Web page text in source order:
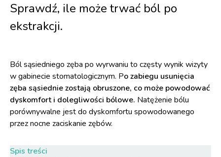
Sprawdź, ile może trwać ból po
ekstrakcji.
Ból sąsiedniego zęba po wyrwaniu to częsty wynik wizyty
w gabinecie stomatologicznym. Po zabiegu usunięcia
zęba sąsiednie zostają obruszone, co może powodować
dyskomfort i dolegliwości bólowe. Natężenie bólu
porównywalne jest do dyskomfortu spowodowanego
przez nocne zaciskanie zębów.
Spis treści